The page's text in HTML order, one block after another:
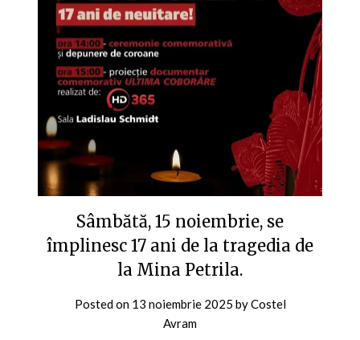
Sâmbătă, 15 noiembrie, se
împlinesc 17 ani de la tragedia de
la Mina Petrila.
Posted on 13 noiembrie 2025 byCostel
Avram